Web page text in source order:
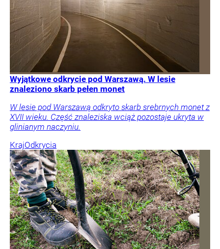
Wyjątkowe odkrycie pod Warszawą. W lesie
znaleziono skarb pełen monet
W lesie pod Warszawą odkryto skarb srebrnych monet z
XVII wieku. Część znaleziska wciąż pozostaje ukryta w
glinianym naczyniu.
KrajOdkrycia